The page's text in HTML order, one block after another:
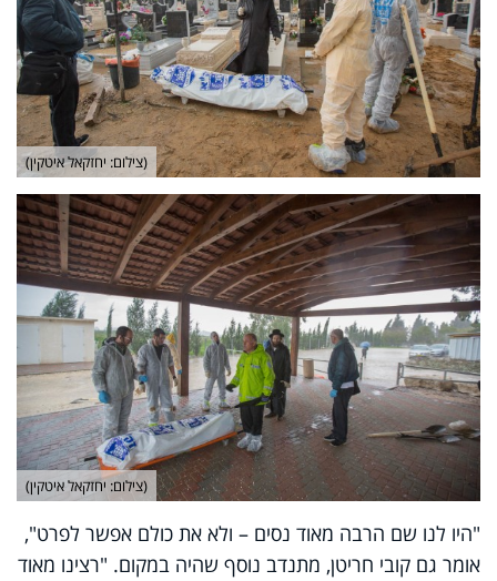
(צילום: יחזקאל איטקין)
(צילום: יחזקאל איטקין)
"היו לנו שם הרבה מאוד נסים – ולא את כולם אפשר לפרט",
אומר גם קובי חריטן, מתנדב נוסף שהיה במקום. "רצינו מאוד